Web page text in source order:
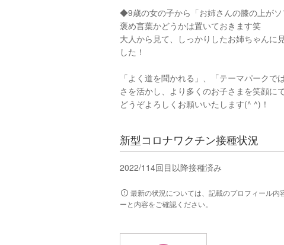
◆9歳の女の子から「お姉さんの膝の上が
褒め言葉かどうかは置いておきます笑
大人から見て、しっかりしたお姉ちゃんに
した！
「よく道を聞かれる」、「テーマパーク
さを活かし、より多くのお子さまを笑顔に
どうぞよろしくお願いいたします(^ ^)！
新型コロナワクチン接種状況
2022/114回目以降接種済み
最新の状況については、記載のプロフィール
ーと内容をご確認ください。